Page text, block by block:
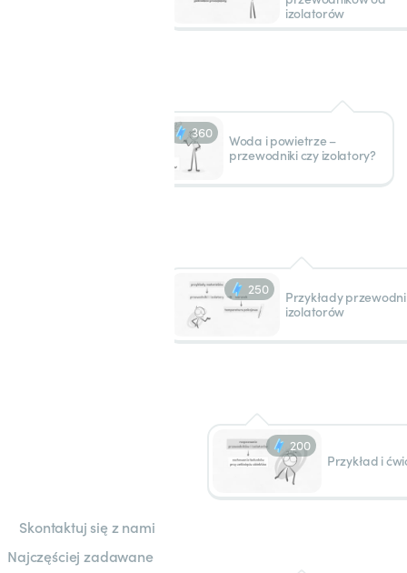
Skontaktuj się z nami
Najczęściej zadawane
izolatorów
360
Woda i powietrze –
przewodniki czy izolatory?
250
Przykłady
izolatorów
200
Przykład i